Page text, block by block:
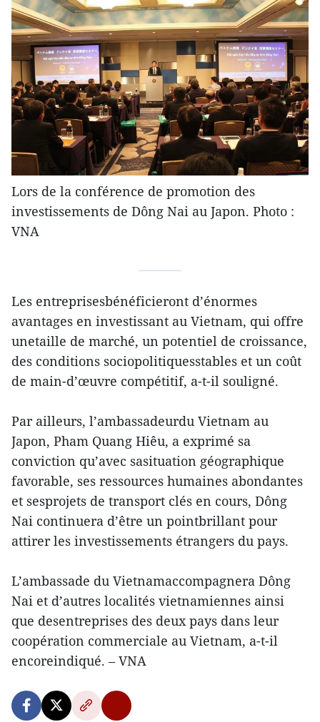
Lors de la conférence de promotion des
investissements de Dông Nai au Japon. Photo :
VNA
Les entreprisesbénéficieront d’énormes
avantages en investissant au Vietnam, qui offre
unetaille de marché, un potentiel de croissance,
des conditions sociopolitiquesstables et un coût
de main-d’œuvre compétitif, a-t-il souligné.
Par ailleurs, l’ambassadeurdu Vietnam au
Japon, Pham Quang Hiêu, a exprimé sa
conviction qu’avec sasituation géographique
favorable, ses ressources humaines abondantes
et sesprojets de transport clés en cours, Dông
Nai continuera d’être un pointbrillant pour
attirer les investissements étrangers du pays.
L’ambassade du Vietnamaccompagnera Dông
Nai et d’autres localités vietnamiennes ainsi
que desentreprises des deux pays dans leur
coopération commerciale au Vietnam, a-t-il
encoreindiqué. – VNA